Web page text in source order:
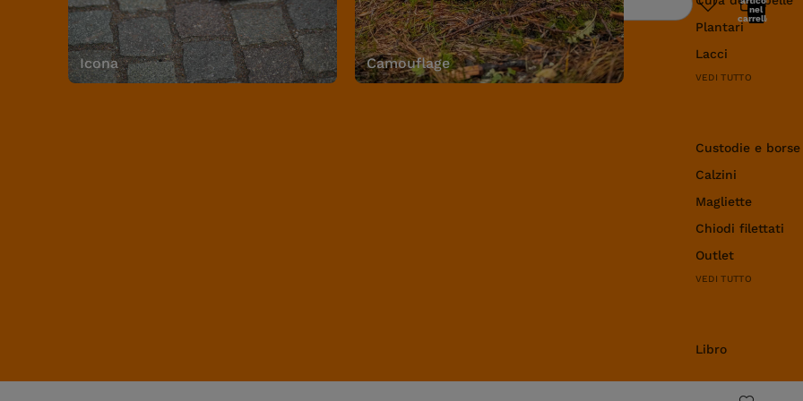
Icona Camouflage
Plantari
Lacci
VEDI TUTTO
Custodie e
Calzini
Magliette
Chiodi filettati
Outlet
VEDI TUTTO
Libro
Ricerca
nel
carrello: